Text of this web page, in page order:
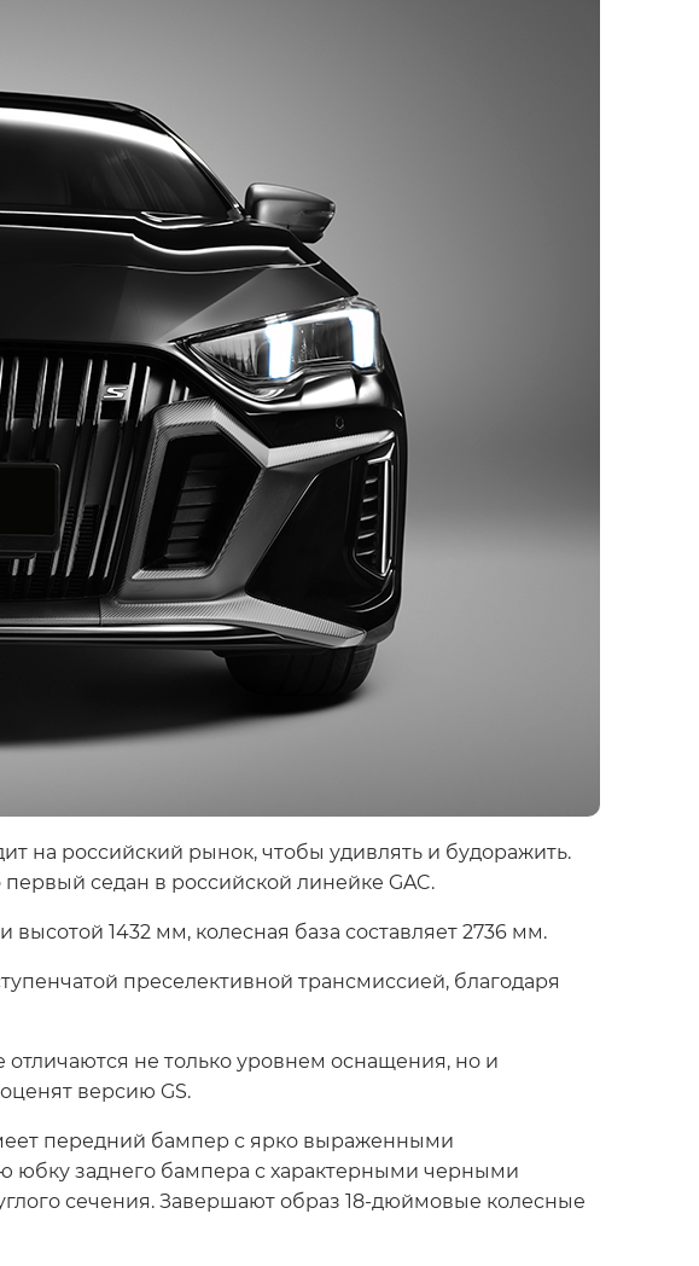
на российский рынок, чтобы удивлять и будоражить.
седан в российской линейке GAC.
1432 мм, колесная база составляет 2736 мм.
преселективной трансмиссией, благодаря
не только уровнем оснащения, но и
версию GS.
передний бампер с ярко выраженными
юбку заднего бампера с характерными черными
сечения. Завершают образ 18-дюймовые колесные